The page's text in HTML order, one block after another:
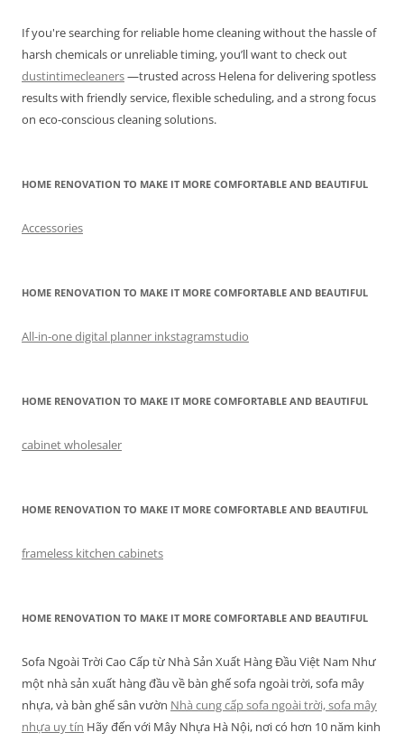
If you're searching for reliable home cleaning without the hassle of
harsh chemicals or unreliable timing, you’ll want to check out
dustintimecleaners—trusted across Helena for delivering spotless
results with friendly service, flexible scheduling, and a strong focus
on eco-conscious cleaning solutions.
HOME RENOVATION TO MAKE IT MORE COMFORTABLE AND BEAUTIFUL
Accessories
HOME RENOVATION TO MAKE IT MORE COMFORTABLE AND BEAUTIFUL
All-in-one digital planner inkstagramstudio
HOME RENOVATION TO MAKE IT MORE COMFORTABLE AND BEAUTIFUL
cabinet wholesaler
HOME RENOVATION TO MAKE IT MORE COMFORTABLE AND BEAUTIFUL
frameless kitchen cabinets
HOME RENOVATION TO MAKE IT MORE COMFORTABLE AND BEAUTIFUL
Sofa Ngoài Trời Cao Cấp từ Nhà Sản Xuất Hàng Đầu Việt Nam Như
một nhà sản xuất hàng đầu về bàn ghế sofa ngoài trời, sofa mây
nhựa, và bàn ghế sân vườn Nhà cung cấp sofa ngoài trời, sofa mây
nhựa uy tín Hãy đến với Mây Nhựa Hà Nội, nơi có hơn 10 năm kinh